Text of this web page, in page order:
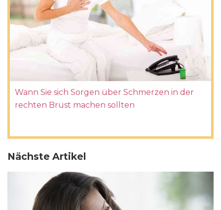
Wann Sie sich Sorgen über Schmerzen in der
rechten Brust machen sollten
Nächste Artikel